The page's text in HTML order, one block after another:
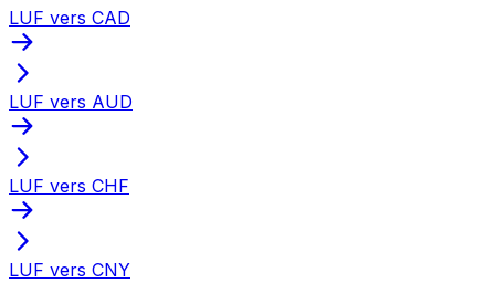
LUF vers CAD
LUF vers AUD
LUF vers CHF
LUF vers CNY